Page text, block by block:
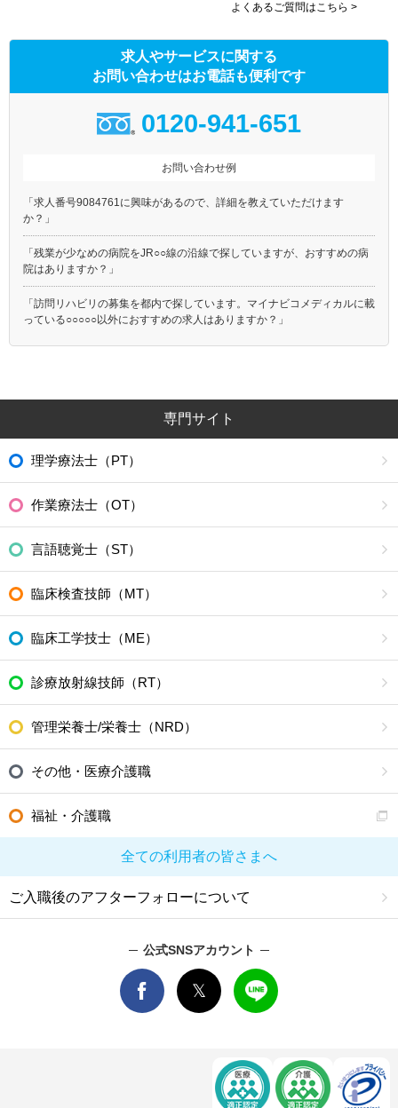
よくあるご質問はこちら >
求人やサービスに関する
お問い合わせはお電話も便利です
0120-941-651
お問い合わせ例
「求人番号9084761に興味があるので、詳細を教えていただけます
か？」
「残業が少なめの病院をJR○○線の沿線で探していますが、おすすめの病
院はありますか？」
「訪問リハビリの募集を都内で探しています。マイナビコメディカルに載
っている○○○○○以外におすすめの求人はありますか？」
専門サイト
理学療法士（PT）
作業療法士（OT）
言語聴覚士（ST）
臨床検査技師（MT）
臨床工学技士（ME）
診療放射線技師（RT）
管理栄養士/栄養士（NRD）
その他・医療介護職
福祉・介護職
全ての利用者の皆さまへ
ご入職後のアフターフォローについて
公式SNSアカウント